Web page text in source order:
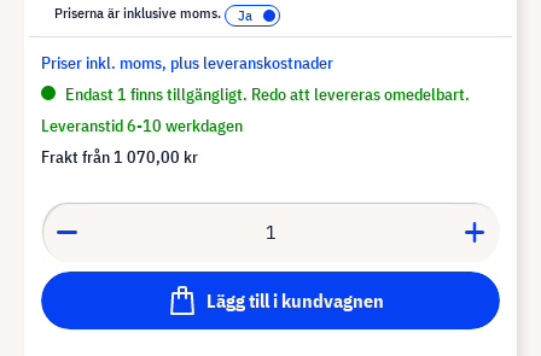
Priserna är inklusive moms.
Priser inkl. moms, plus leveranskostnader
Endast 1 finns tillgängligt. Redo att levereras omedelbart.
Leveranstid 6-10 werkdagen
Frakt från 1 070,00 kr
Lägg till i kundvagnen